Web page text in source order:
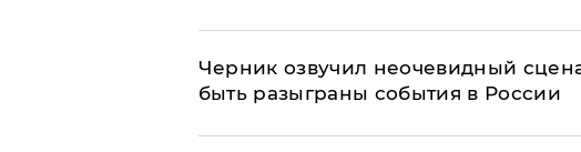
Черник озвучил неочевидный
быть разыграны события в России